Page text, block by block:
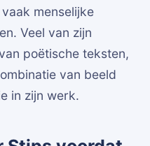
menselijke
Veel van zijn
poëtische teksten,
van beeld
in zijn werk.